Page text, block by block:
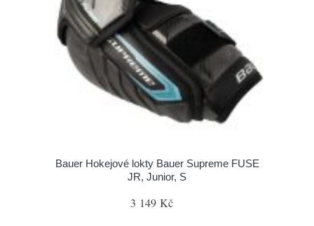
Bauer Hokejové lokty Bauer Supreme FUSE
JR, Junior, S
3 149 Kč